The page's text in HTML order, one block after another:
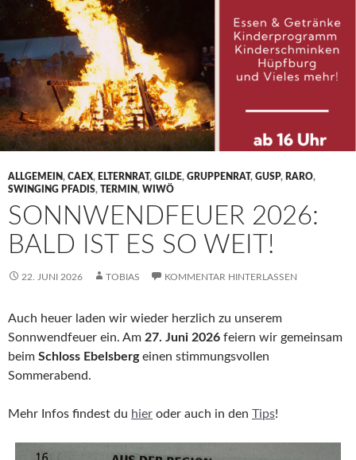
ALLGEMEIN, CAEX, ELTERNRAT, GILDE, GRUPPENRAT, GUSP, RARO,
SWINGING PFADIS, TERMIN, WIWÖ
SONNWENDFEUER 2026:
BALD IST ES SO WEIT!
22. JUNI 2026 TOBIAS KOMMENTAR HINTERLASSEN
Auch heuer laden wir wieder herzlich zu unserem
Sonnwendfeuer ein. Am 27. Juni 2026 feiern wir gemeinsam
beim Schloss Ebelsbergeinen stimmungsvollen
Sommerabend.
Mehr Infos findest du hier oder auch in den Tips!